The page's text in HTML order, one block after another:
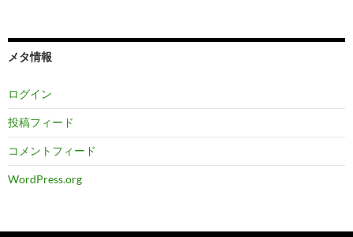
メタ情報
ログイン
投稿フィード
コメントフィード
WordPress.org